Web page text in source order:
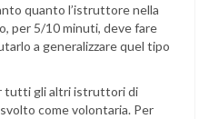
quanto l’istruttore nella
per 5/10 minuti, deve fare
a generalizzare quel tipo
tutti gli altri istruttori di
come volontaria. Per